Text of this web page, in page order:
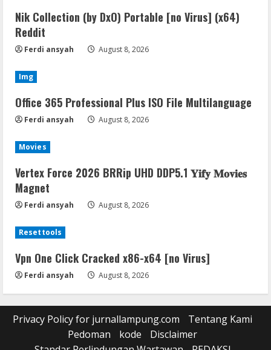
Nik Collection (by DxO) Portable [no Virus] (x64)
Reddit
Ferdi ansyah August 8, 2026
Img
Office 365 Professional Plus ISO File Multilanguage
Ferdi ansyah August 8, 2026
Movies
Vertex Force 2026 BRRip UHD DDP5.1 𝐘𝐢𝐟𝐲 𝐌𝐨𝐯𝐢𝐞𝐬
Magnet
Ferdi ansyah August 8, 2026
Resettools
Vpn One Click Cracked x86-x64 [no Virus]
Ferdi ansyah August 8, 2026
Privacy Policy for jurnallampung.com
Tentang Kami
Pedoman
kode
Disclaimer